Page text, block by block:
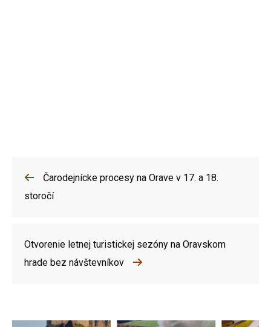
Čarodejnícke procesy na Orave v 17. a 18.
storočí
Otvorenie letnej turistickej sezóny na Oravskom
hrade bez návštevníkov